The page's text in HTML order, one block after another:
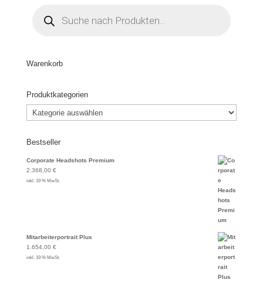
Warenkorb
Produktkategorien
Bestseller
Corporate Headshots Premium
2.368,00 €
inkl. 19 % MwSt.
Mitarbeiterportrait Plus
1.654,00 €
inkl. 19 % MwSt.